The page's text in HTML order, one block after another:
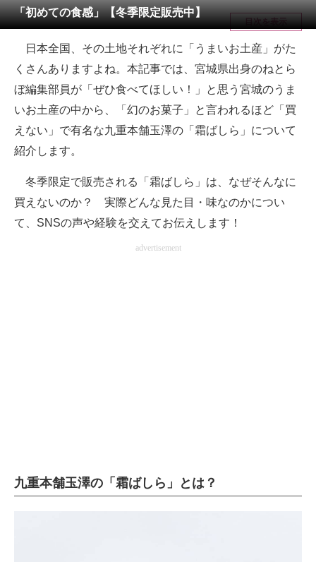
メディア
注目記事を集めた総合ページ
ITの今と未来を見通す
スマホと通信の最新トレンド
進化するPCとデバイスの未来
好きが集まる 比べて選べる
ビジネスと働き方のヒント
エレクトロニクス専門サイト
「初めての食感」【冬季限定販売中】
目次を表示
日本全国、その土地それぞれに「うまいお土産」がた
くさんありますよね。本記事では、宮城県出身のねとら
ぼ編集部員が「ぜひ食べてほしい！」と思う宮城のうま
いお土産の中から、「幻のお菓子」と言われるほど「買
えない」で有名な九重本舗玉澤の「霜ばしら」について
紹介します。
冬季限定で販売される「霜ばしら」は、なぜそんなに
買えないのか？ 実際どんな見た目・味なのかについ
て、SNSの声や経験を交えてお伝えします！
advertisement
九重本舗玉澤の「霜ばしら」とは？